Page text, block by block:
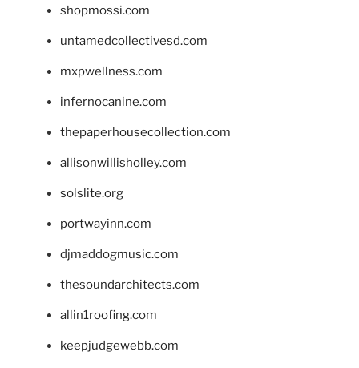
shopmossi.com
untamedcollectivesd.com
mxpwellness.com
infernocanine.com
thepaperhousecollection.com
allisonwillisholley.com
solslite.org
portwayinn.com
djmaddogmusic.com
thesoundarchitects.com
allin1roofing.com
keepjudgewebb.com